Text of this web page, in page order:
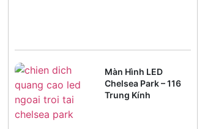
Màn Hình LED
Chelsea Park – 116
Trung Kính